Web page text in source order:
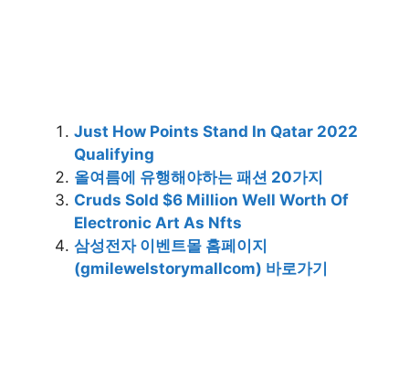
Just How Points Stand In Qatar 2022
Qualifying
올여름에 유행해야하는 패션 20가지
Cruds Sold $6 Million Well Worth Of
Electronic Art As Nfts
삼성전자 이벤트몰 홈페이지
(gmilewelstorymallcom) 바로가기